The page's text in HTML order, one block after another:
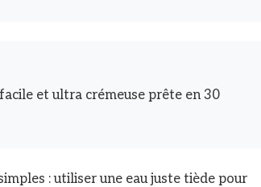
et ultra crémeuse prête en 30
: utiliser une eau juste tiède pour